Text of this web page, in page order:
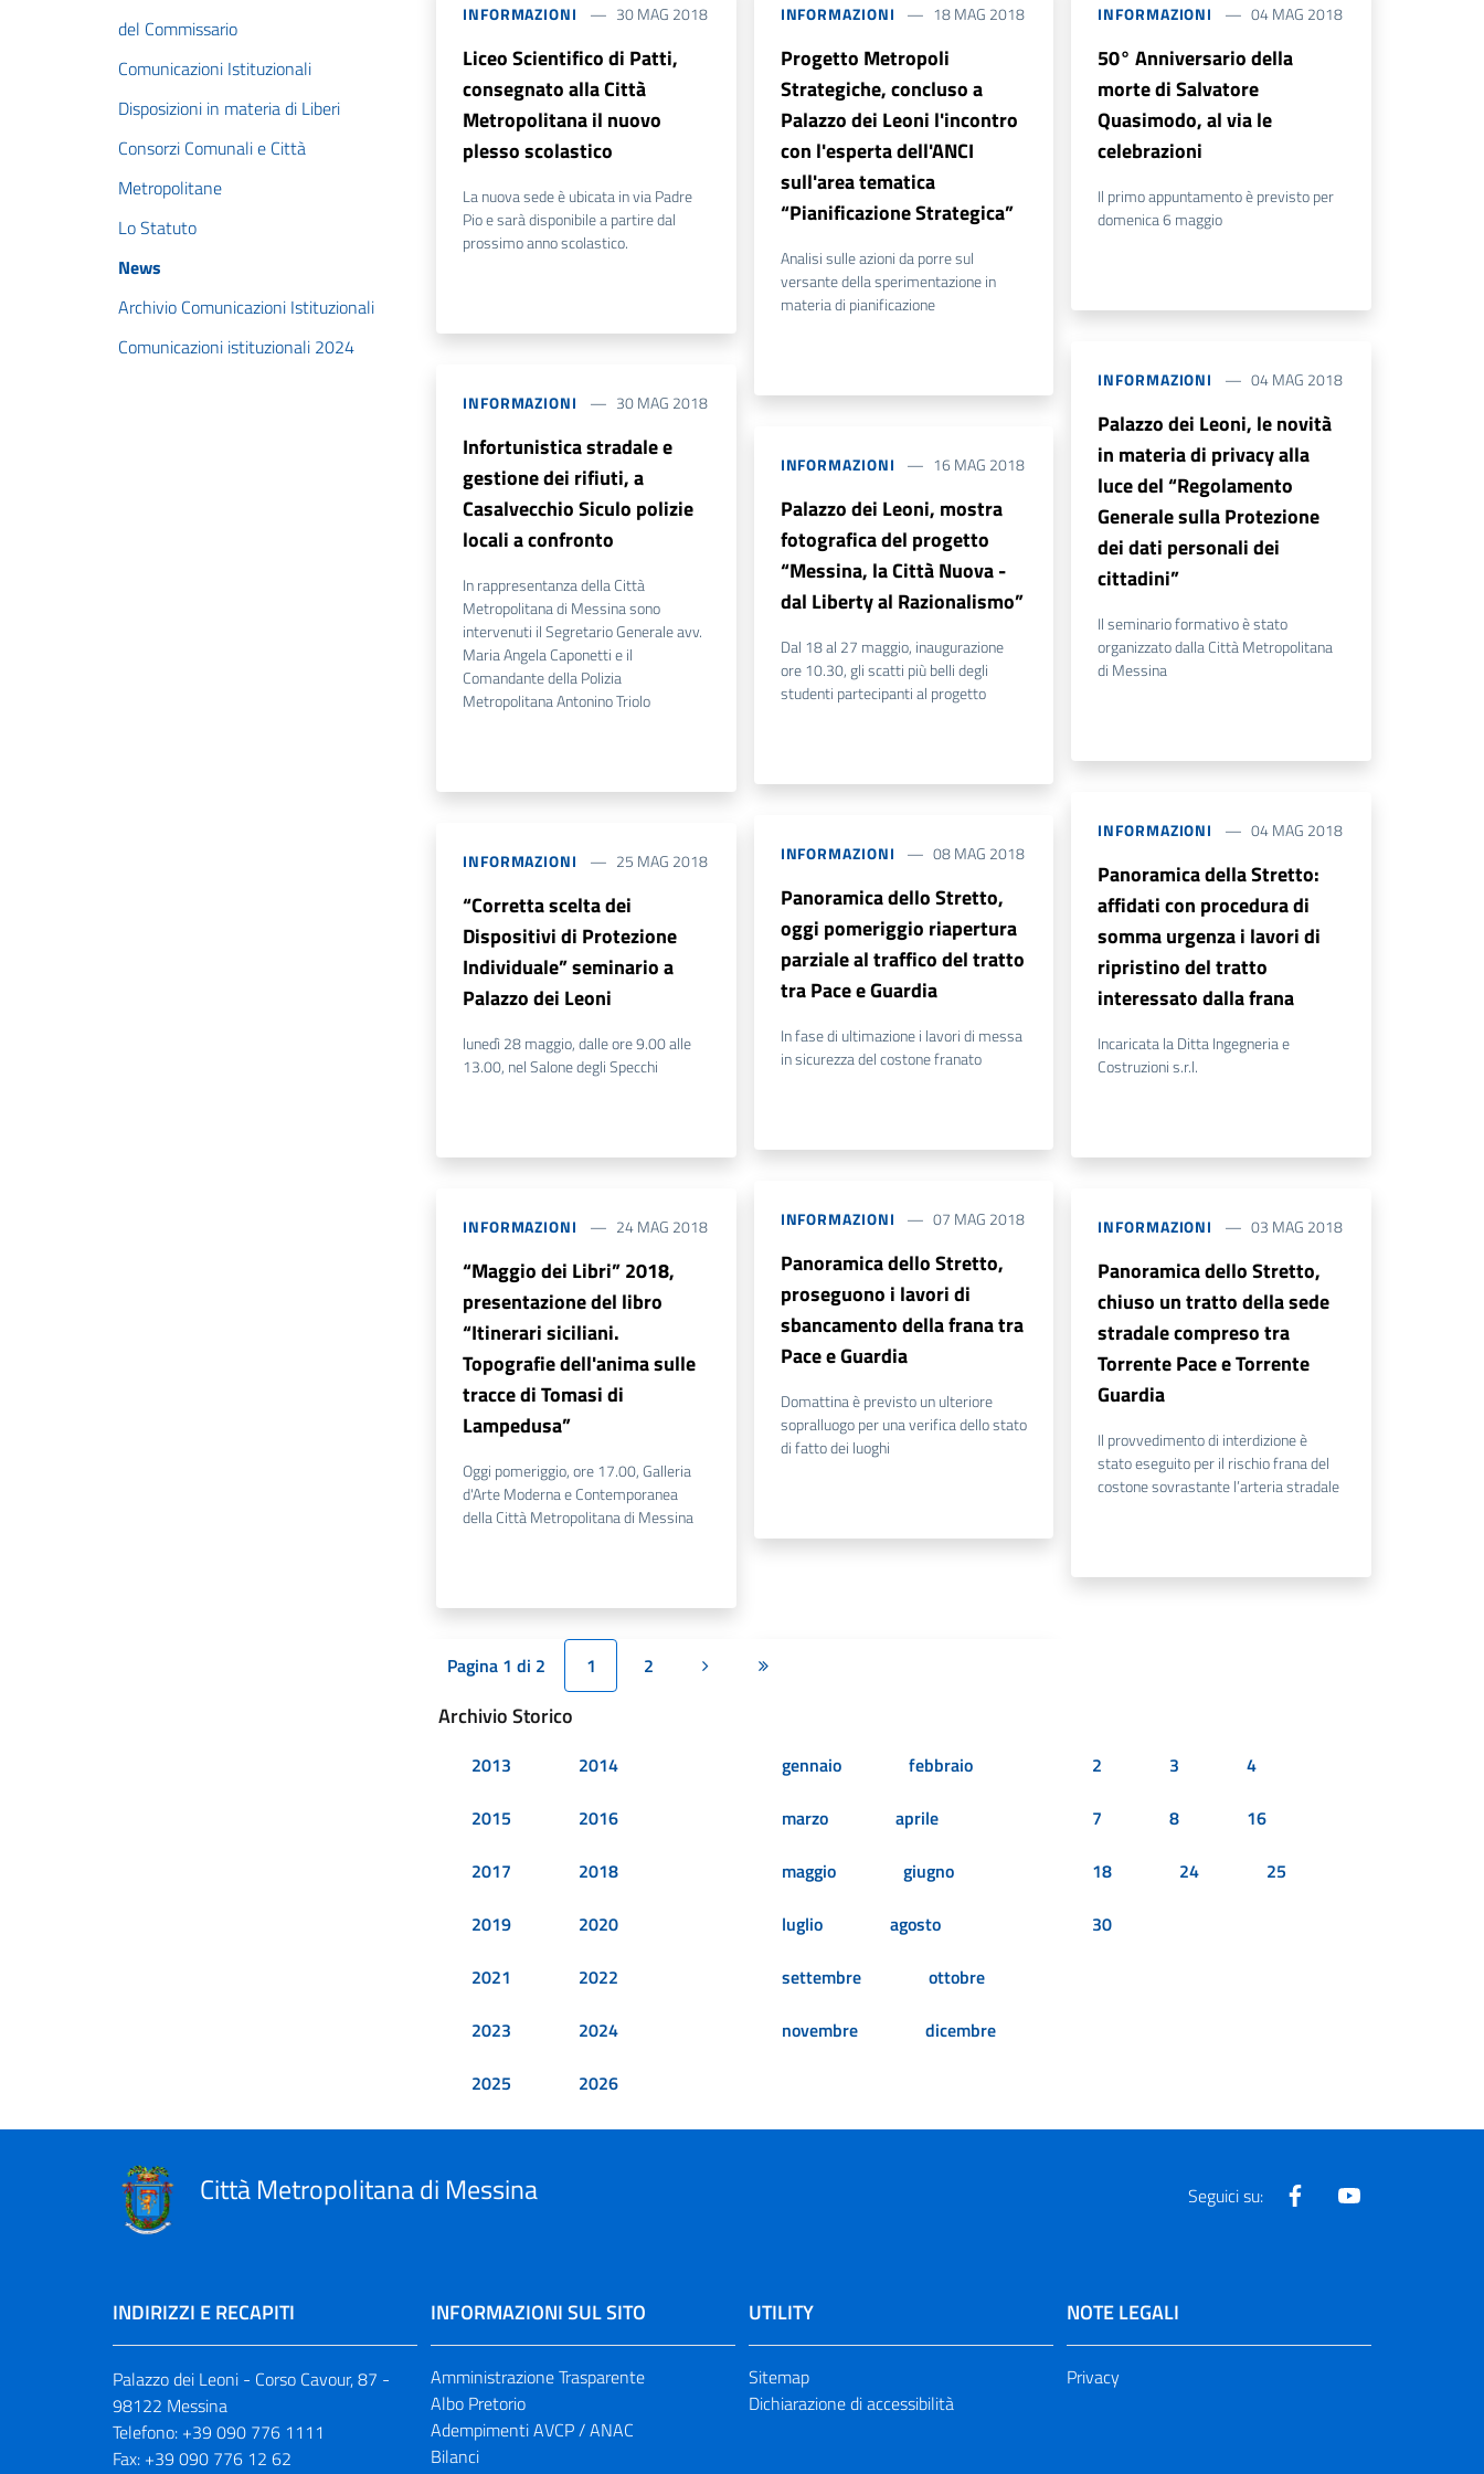
del Commissario
Comunicazioni Istituzionali
Disposizioni in materia di Liberi
Consorzi Comunali e Città
Metropolitane
Lo Statuto
News
Archivio Comunicazioni Istituzionali
Comunicazioni istituzionali 2024
INFORMAZIONI 30 MAG 2018
Liceo Scientifico di Patti,
consegnato alla Città
Metropolitana il nuovo
plesso scolastico
La nuova sede è ubicata in via Padre
Pio e sarà disponibile a partire dal
prossimo anno scolastico.
INFORMAZIONI 30 MAG 2018
Infortunistica stradale e
gestione dei rifiuti, a
Casalvecchio Siculo polizie
locali a confronto
In rappresentanza della Città
Metropolitana di Messina sono
intervenuti il Segretario Generale avv.
Maria Angela Caponetti e il
Comandante della Polizia
Metropolitana Antonino Triolo
INFORMAZIONI 25 MAG 2018
“Corretta scelta dei
Dispositivi di Protezione
Individuale” seminario a
Palazzo dei Leoni
lunedì 28 maggio, dalle ore 9.00 alle
13.00, nel Salone degli Specchi
INFORMAZIONI 24 MAG 2018
“Maggio dei Libri” 2018,
presentazione del libro
“Itinerari siciliani.
Topografie dell'anima sulle
tracce di Tomasi di
Lampedusa”
Oggi pomeriggio, ore 17.00, Galleria
d'Arte Moderna e Contemporanea
della Città Metropolitana di Messina
INFORMAZIONI 18 MAG 2018
Progetto Metropoli
Strategiche, concluso a
Palazzo dei Leoni l'incontro
con l'esperta dell'ANCI
sull'area tematica
“Pianificazione Strategica”
Analisi sulle azioni da porre sul
versante della sperimentazione in
materia di pianificazione
INFORMAZIONI 16 MAG 2018
Palazzo dei Leoni, mostra
fotografica del progetto
“Messina, la Città Nuova -
dal Liberty al Razionalismo”
Dal 18 al 27 maggio, inaugurazione
ore 10.30, gli scatti più belli degli
studenti partecipanti al progetto
INFORMAZIONI 08 MAG 2018
Panoramica dello Stretto,
oggi pomeriggio riapertura
parziale al traffico del tratto
tra Pace e Guardia
In fase di ultimazione i lavori di messa
in sicurezza del costone franato
INFORMAZIONI 07 MAG 2018
Panoramica dello Stretto,
proseguono i lavori di
sbancamento della frana tra
Pace e Guardia
Domattina è previsto un ulteriore
sopralluogo per una verifica dello stato
di fatto dei luoghi
INFORMAZIONI 04 MAG 2018
50° Anniversario della
morte di Salvatore
Quasimodo, al via le
celebrazioni
Il primo appuntamento è previsto per
domenica 6 maggio
INFORMAZIONI 04 MAG 2018
Palazzo dei Leoni, le novità
in materia di privacy alla
luce del “Regolamento
Generale sulla Protezione
dei dati personali dei
cittadini”
Il seminario formativo è stato
organizzato dalla Città Metropolitana
di Messina
INFORMAZIONI 04 MAG 2018
Panoramica della Stretto:
affidati con procedura di
somma urgenza i lavori di
ripristino del tratto
interessato dalla frana
Incaricata la Ditta Ingegneria e
Costruzioni s.r.l.
INFORMAZIONI 03 MAG 2018
Panoramica dello Stretto,
chiuso un tratto della sede
stradale compreso tra
Torrente Pace e Torrente
Guardia
Il provvedimento di interdizione è
stato eseguito per il rischio frana del
costone sovrastante l’arteria stradale
Pagina 1 di 2 1 2 Pagina successiva
Ultima pagina
Archivio Storico
2013
2014
2015
2016
2017
2018
2019
2020
2021
2022
2023
2024
2025
2026
gennaio
febbraio
marzo
aprile
maggio
giugno
luglio
agosto
settembre
ottobre
novembre
dicembre
2 3
4
7
8
16
18
24
25
30
Città Metropolitana di Messina Seguici su: Facebook
INDIRIZZI E RECAPITI
Palazzo dei Leoni - Corso Cavour, 87 -
98122 Messina
Telefono: +39 090 776 1111
Fax: +39 090 776 12 62
INFORMAZIONI SUL SITO
Amministrazione Trasparente
Albo Pretorio
Adempimenti AVCP / ANAC
Bilanci
UTILITY
Sitemap
Dichiarazione di accessibilità
NOTE LEGALI
Privacy